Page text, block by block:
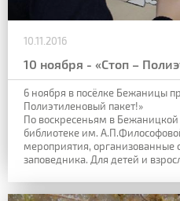
10.11.2016
10 ноября - «Стоп –
6 ноября в посёлке Бежаницы
Полиэтиленовый пакет!»
По воскресеньям в
библиотеке им.
мероприятия, организованные
заповедника. Для детей и